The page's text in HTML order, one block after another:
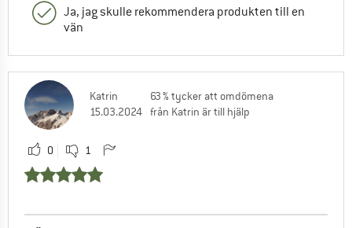
Ja, jag skulle rekommendera produkten till en
vän
Katrin
15.03.2024
63 % tycker att omdömena
från Katrin är till hjälp
0 1